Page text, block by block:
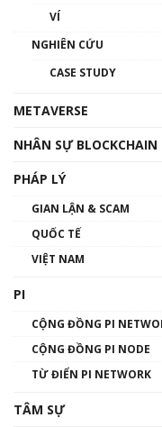
01:32:59
gió ấm
01:29:26
VÍ
NGHIÊN CỨU
CASE STUDY
METAVERSE
NHÂN SỰ BLOCKCHAIN
PHÁP LÝ
GIAN LẬN & SCAM
QUỐC TẾ
VIỆT NAM
PI
CỘNG ĐỒNG PI
CỘNG ĐỒNG PI NODE
TỪ ĐIỂN PI NETWORK
TÂM SỰ